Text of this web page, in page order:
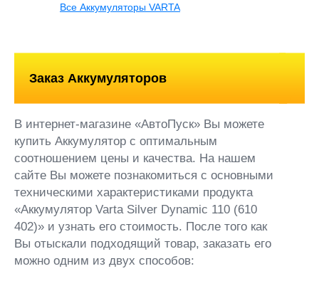
Все Аккумуляторы VARTA
Заказ Аккумуляторов
В интернет-магазине «АвтоПуск» Вы можете
купить Аккумулятор с оптимальным
соотношением цены и качества. На нашем
сайте Вы можете познакомиться с основными
техническими характеристиками продукта
«Аккумулятор Varta Silver Dynamic 110 (610
402)» и узнать его стоимость. После того как
Вы отыскали подходящий товар, заказать его
можно одним из двух способов: